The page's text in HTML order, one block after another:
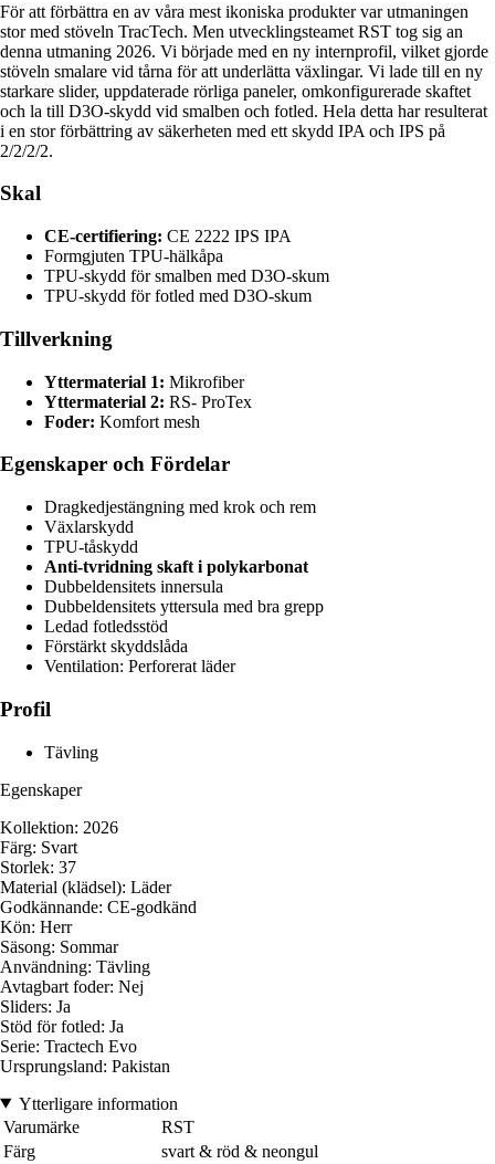
För att förbättra en av våra mest ikoniska produkter var utmaningen
stor med stöveln TracTech. Men utvecklingsteamet RST tog sig an
denna utmaning 2026. Vi började med en ny internprofil, vilket gjorde
stöveln smalare vid tårna för att underlätta växlingar. Vi lade till en ny
starkare slider, uppdaterade rörliga paneler, omkonfigurerade skaftet
och la till D3O-skydd vid smalben och fotled. Hela detta har resulterat
i en stor förbättring av säkerheten med ett skydd IPA och IPS på
2/2/2/2.
Skal
CE-certifiering: CE 2222 IPS IPA
Formgjuten TPU-hälkåpa
TPU-skydd för smalben med D3O-skum
TPU-skydd för fotled med D3O-skum
Tillverkning
Yttermaterial 1: Mikrofiber
Yttermaterial 2: RS- ProTex
Foder: Komfort mesh
Egenskaper och Fördelar
Dragkedjestängning med krok och rem
Växlarskydd
TPU-tåskydd
Anti-tvridning skaft i polykarbonat
Dubbeldensitets innersula
Dubbeldensitets yttersula med bra grepp
Ledad fotledsstöd
Förstärkt skyddslåda
Ventilation: Perforerat läder
Profil
Tävling
Egenskaper
Kollektion: 2026
Färg: Svart
Storlek: 37
Material (klädsel): Läder
Godkännande: CE-godkänd
Kön: Herr
Säsong: Sommar
Användning: Tävling
Avtagbart foder: Nej
Sliders: Ja
Stöd för fotled: Ja
Serie: Tractech Evo
Ursprungsland: Pakistan
Ytterligare information
Varumärke
RST
Färg
svart & röd & neongul